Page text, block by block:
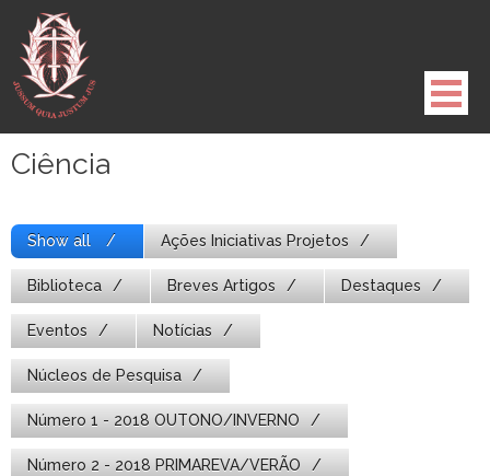
para
conteúdo
Ciência
Show all Ações Iniciativas Projetos
Biblioteca Breves Artigos Destaques
Eventos Notícias
Núcleos de Pesquisa
Número 1 - 2018 OUTONO/INVERNO
Número 2 - 2018 PRIMAREVA/VERÃO